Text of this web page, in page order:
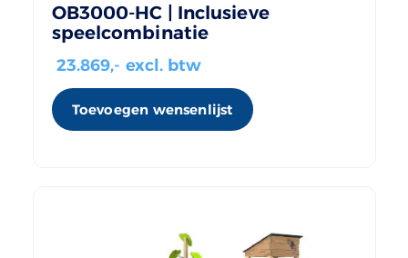
OB3000-HC | Inclusieve
speelcombinatie
23.869,- excl. btw
Toevoegen wensenlijst